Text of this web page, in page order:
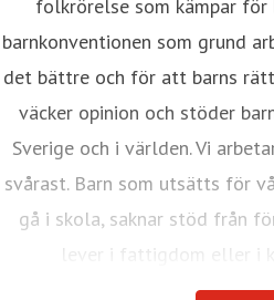
folkrörelse som kämpar för
barnkonventionen som grund
det bättre och för att barns
väcker opinion och stöder
Sverige och i världen. Vi
svårast. Barn som utsätts för
gå i skola, saknar stöd från
lever i fattigdom eller i
Internationella Rädda Barnen